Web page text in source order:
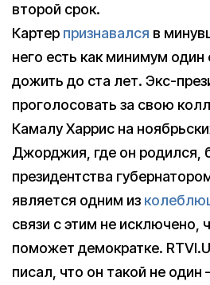
второй срок.
Картер признавался в
него есть как минимум
дожить до ста лет. Экс-
проголосовать за свою
Камалу Харрис на
Джорджия, где он родился,
президентства
является одним из
связи с этим не исключено,
поможет демократке.
писал, что он такой не